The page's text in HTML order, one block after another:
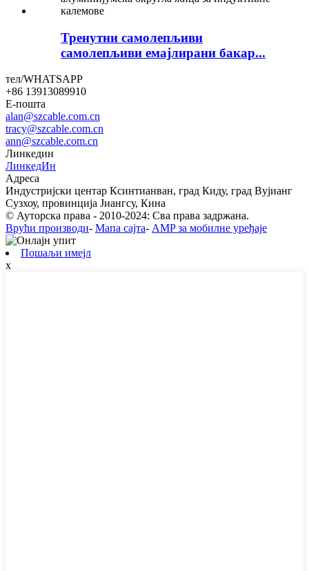
Тренутни самолепљиви
самолепљиви емајлирани бакар...
тел/WHATSAPP
+86 13913089910
Е-пошта
alan@szcable.com.cn
tracy@szcable.com.cn
ann@szcable.com.cn
Линкедин
ЛинкедИн
Адреса
Индустријски центар Ксинтианван, град Киду, град Вујианг
Сузхоу, провинција Јиангсу, Кина
© Ауторска права - 2010-2024: Сва права задржана.
Врући производи- Мапа сајта- AMP за мобилне уређаје
Пошаљи имејл
x